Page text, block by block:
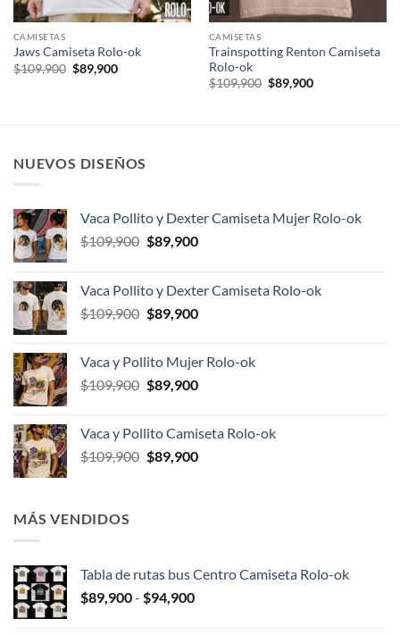
CAMISETAS
Jaws Camiseta Rolo-ok
$109,900 El
precio
$89,900El
CAMISETAS
Trainspotting Renton Camiseta
Rolo-ok
$109,900 El
precio
$89,900El
NUEVOS DISEÑOS
Vaca Pollito y Dexter Camiseta Mujer Rolo-ok
$109,900 El
era:
$109,900.
$89,900El
es:
$89,900.
Vaca Pollito y Dexter Camiseta Rolo-ok
$109,900 El
era:
$109,900.
$89,900El
es:
$89,900.
Vaca y Pollito Mujer Rolo-ok
$109,900 El
era:
$109,900.
$89,900El
es:
$89,900.
Vaca y Pollito Camiseta Rolo-ok
$109,900 El
$89,900El
MÁS VENDIDOS
Tabla de rutas bus Centro Camiseta Rolo-ok
$89,900- $94,900Rango